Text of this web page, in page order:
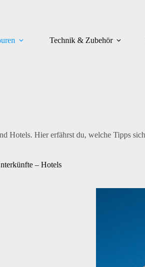
Technik & Zubehör
Hotels. Hier erfährst du, welche Tipps
– Hotels